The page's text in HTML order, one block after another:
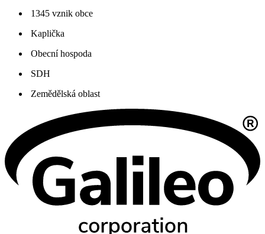
1345 vznik obce
Kaplička
Obecní hospoda
SDH
Zemědělská oblast